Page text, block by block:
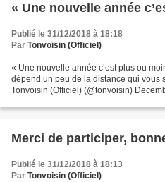
« Une nouvelle année
Publié le 31/12/2018 à 18:18
Par Tonvoisin (Officiel)
« Une nouvelle année c’est plus ou
dépend un peu de la distance qui vous
Tonvoisin (Officiel) (@tonvoisin)
Merci de participer,
Publié le 31/12/2018 à 18:13
Par Tonvoisin (Officiel)